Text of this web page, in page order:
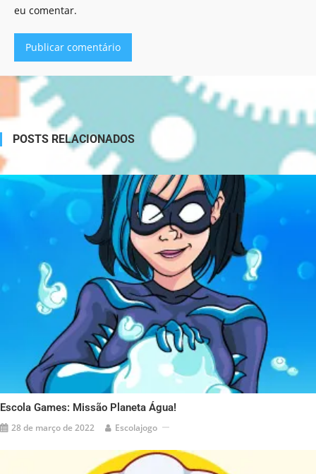
eu comentar.
POSTS RELACIONADOS
Escola Games: Missão Planeta Água!
28 de março de 2022 Escolajogo